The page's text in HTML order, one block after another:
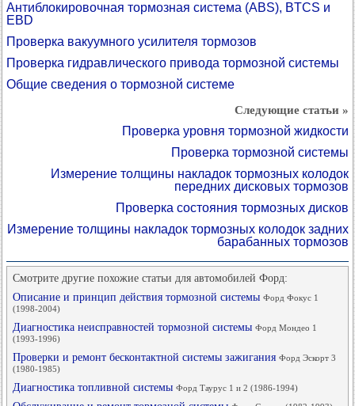
Антиблокировочная тормозная система (ABS), BTCS и
EBD
Проверка вакуумного усилителя тормозов
Проверка гидравлического привода тормозной системы
Общие сведения о тормозной системе
Следующие статьи »
Проверка уровня тормозной жидкости
Проверка тормозной системы
Измерение толщины накладок тормозных колодок
передних дисковых тормозов
Проверка состояния тормозных дисков
Измерение толщины накладок тормозных колодок задних
барабанных тормозов
Смотрите другие похожие статьи для автомобилей Форд:
Описание и принцип действия тормозной системы Форд Фокус 1
(1998-2004)
Диагностика неисправностей тормозной системы Форд Мондео 1
(1993-1996)
Проверки и ремонт бесконтактной системы зажигания Форд Эскорт 3
(1980-1985)
Диагностика топливной системы Форд Таурус 1 и 2 (1986-1994)